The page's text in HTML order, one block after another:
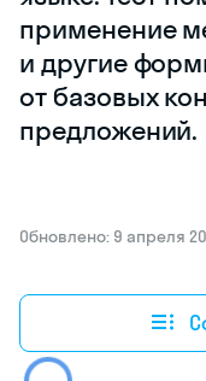
применение
и другие
от базовых
предложений.
Обновлено: 9 апреля